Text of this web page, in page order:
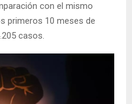
con el mismo
primeros 10 meses de
casos.